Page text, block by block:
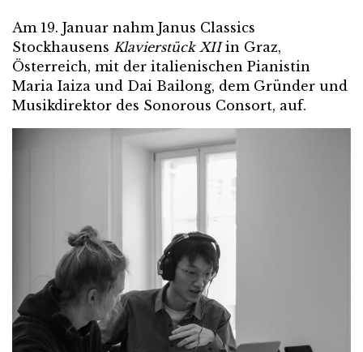
Am 19. Januar nahm Janus Classics
Stockhausens Klavierstück XIIin Graz,
Österreich, mit der italienischen Pianistin
Maria Iaiza und Dai Bailong, dem Gründer und
Musikdirektor des Sonorous Consort, auf.